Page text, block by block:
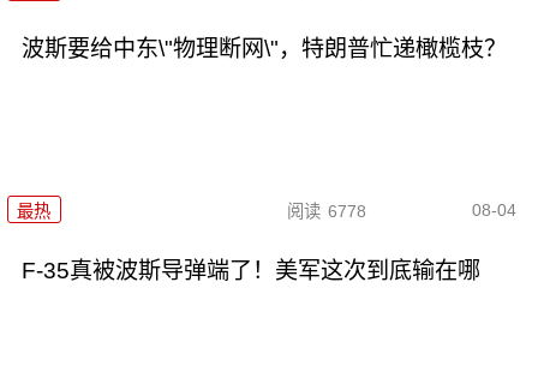
波斯要给中东\"物理断网\"，特朗普忙递橄榄枝？
最热 阅读 6778 08-04
F-35真被波斯导弹端了！美军这次到底输在哪